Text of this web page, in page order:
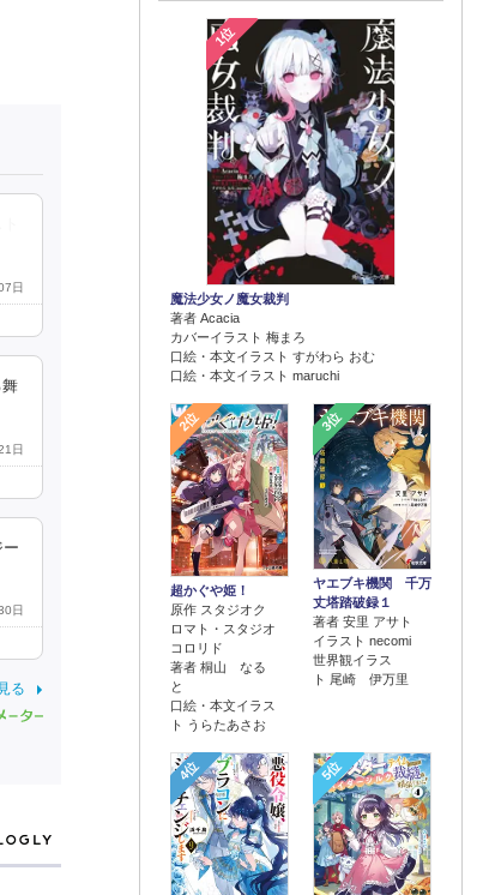
日
日
日
る
1位
魔法少女ノ魔女裁判
著者 Acacia
カバーイラスト 梅まろ
口絵・本文イラスト すがわら おむ
口絵・本文イラスト maruchi
2位
超かぐや姫！
原作 スタジオク
ロマト・スタジオ
コロリド
著者 桐山 なる
と
口絵・本文イラス
ト うらたあさお
3位
ヤエブキ機関 千万
丈塔踏破録１
著者 安里 アサト
イラスト necomi
世界観イラス
ト 尾崎 伊万里
4位 5位